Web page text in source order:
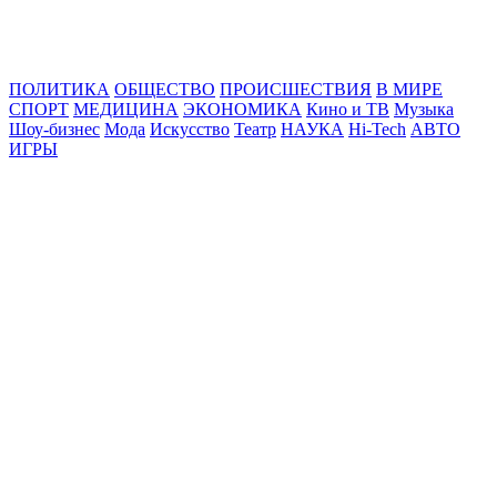
ПОЛИТИКА ОБЩЕСТВО ПРОИСШЕСТВИЯ В МИРЕ
СПОРТ МЕДИЦИНА ЭКОНОМИКА Кино и ТВ Музыка
Шоу-бизнес Мода Искусство Театр НАУКА Hi-Tech АВТО
ИГРЫ